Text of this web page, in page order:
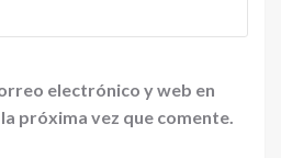
electrónico y web en
próxima vez que comente.